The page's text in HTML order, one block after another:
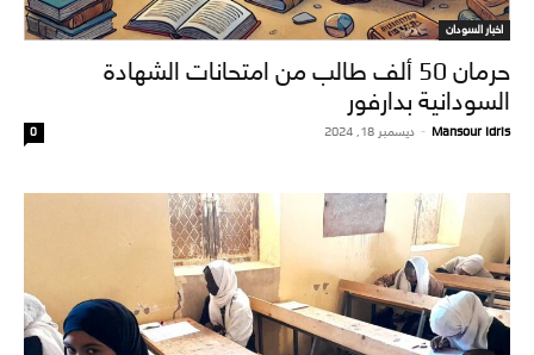
اخبار السودان
حرمان 50 ألف طالب من امتحانات الشهادة
السودانية بدارفور
Mansour Idris
- ديسمبر 18, 2024 0